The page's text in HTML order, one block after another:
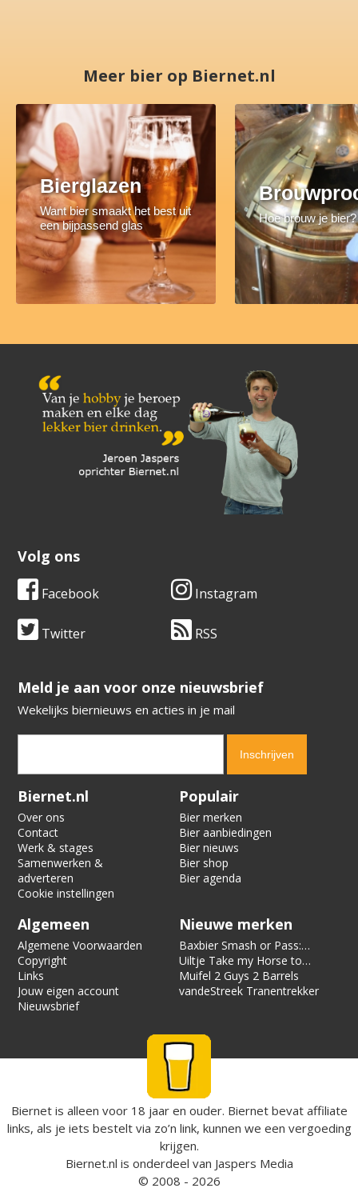
Meer bier op Biernet.nl
Bierglazen
Want bier smaakt het best uit
een bijpassend glas
Hoe brouw je bier?
Volg ons
Facebook Instagram
Twitter RSS
​​​​​​​Meld je aan voor onze nieuwsbrief
Wekelijks biernieuws en acties in je mail
Verification code:
Biernet.nl
Over ons
Contact
Werk & stages
Samenwerken &
adverteren
Cookie instellingen
Populair
Bier merken
Bier aanbiedingen
Bier nieuws
Bier shop
Bier agenda
Algemeen
Algemene Voorwaarden
Copyright
Links
Jouw eigen account
Nieuwsbrief
Nieuwe merken
Baxbier Smash or Pass:
Strata
Uiltje Take my Horse to
the Hotel Room
Muifel 2 Guys 2 Barrels
vandeStreek Tranentrekker
Biernet is alleen voor 18 jaar en ouder. Biernet bevat affiliate
links, als je iets bestelt via zo’n link, kunnen we een vergoeding
krijgen.
Biernet.nl is onderdeel van Jaspers Media
© 2008 - 2026